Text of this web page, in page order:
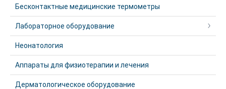
Бесконтактные медицинские термометры
Лабораторное оборудование
Неонатология
Аппараты для физиотерапии и лечения
Дерматологическое оборудование